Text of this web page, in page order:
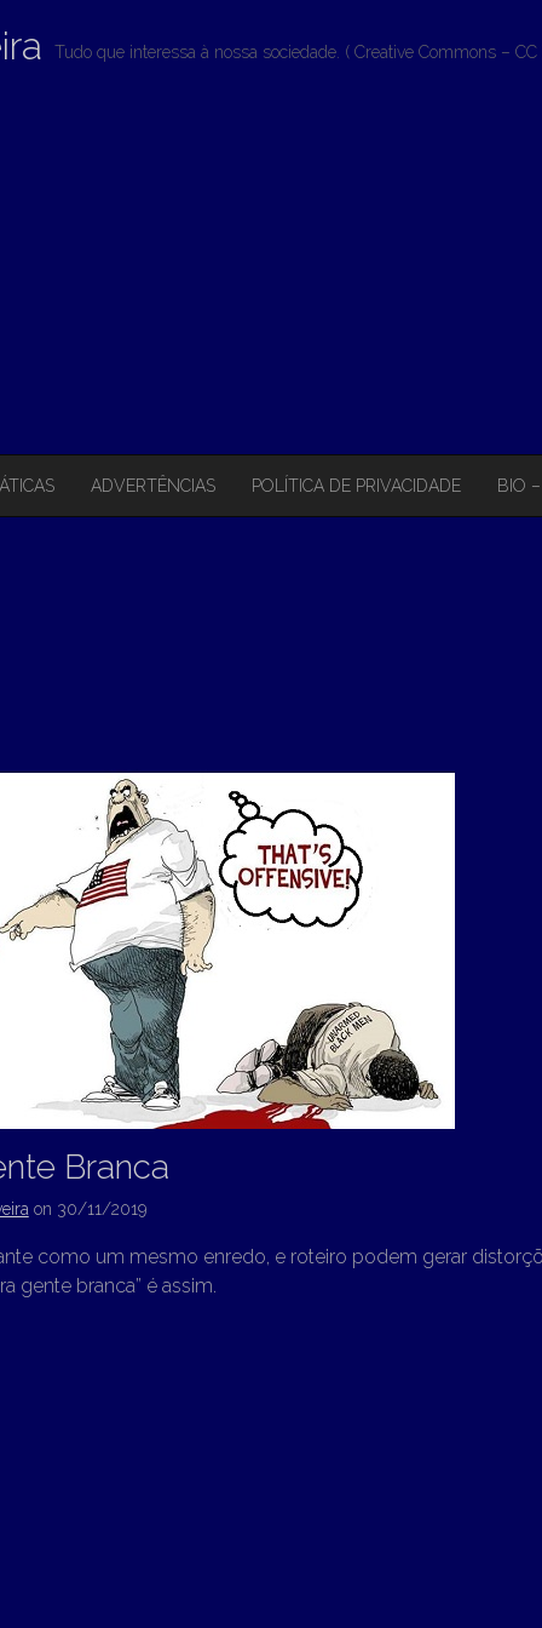
Tudo que interessa à nossa sociedade. ( Creative Commons – CC
ADVERTÊNCIAS POLÍTICA DE PRIVACIDADE BIO
Branca
on 30/11/2019
como um mesmo enredo, e roteiro podem gerar
gente branca” é assim.